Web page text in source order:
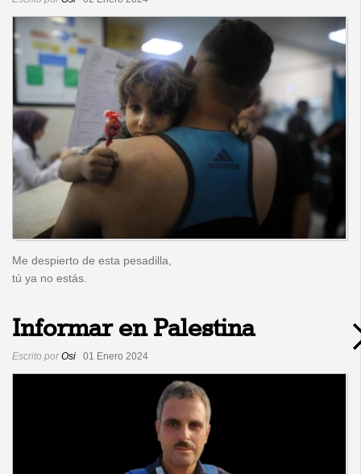
Me despierto de esta pesadilla,
tú ya no estás.
Informar en Palestina
Escrito porOsi 01 Enero 2024